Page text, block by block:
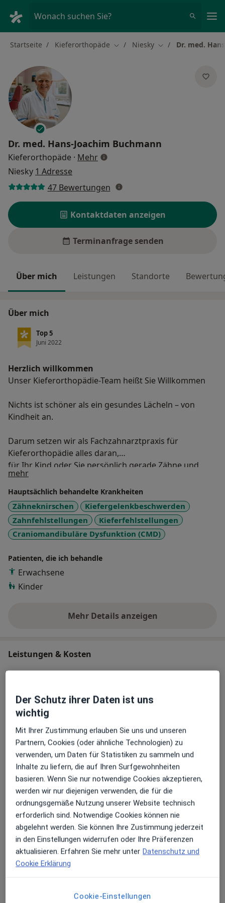
Wonach suchen Sie?
Startseite Kieferorthopäde Stadt ändern
Niesky Stadt ändern
Dr. med.
Dr. med. Hans-Joachim Buchmann
Kieferorthopäde · Mehrüber Spezialisierungen
Niesky 1 Adresse
47 Bewertungen
Kontaktdaten anzeigen
Terminanfrage senden
Über mich Leistungen Standorte
Über mich
Top 5
Juni 2022
Herzlich willkommen
Unser Kieferorthopädie-Team heißt Sie Willkommen
Nichts ist schöner als ein gesundes Lächeln – von
Kindheit an.
Darum setzen wir als Fachzahnarztpraxis für
Kieferorthopädie alles daran,
für Ihr Kind oder Sie persönlich gerade Zähne und
einen korrekten Biss
einzustellen - vertrauensvoll und mit dem nötigen
Fingerspitzengefühl.
mehrÜber mich
Hauptsächlich behandelte Krankheiten
Zähneknirschen
Kiefergelenkbeschwerden
Zahnfehlstellungen
Kieferfehlstellungen
Craniomandibuläre Dysfunktion (CMD)
Patienten, die ich behandle
Erwachsene
Kinder
Mehr Details anzeigen
über Erfahrungen
Leistungen & Kosten
Kieferorthopädie (Beratung)
Kieferorthopädie (Erstuntersuchung)
Kieferorthopädie (Kontrolle)
Kieferorthopädie Kinder&Jugendliche
Kieferorthopädische Untersuchung Erwachsene
Kontrolle Zahnspange
Lockere Zahnspange
Retainer
Der Schutz ihrer Daten ist uns
wichtig
Mit Ihrer Zustimmung erlauben Sie uns und unseren
Partnern, Cookies (oder ähnliche Technologien) zu
verwenden, um Daten für Statistiken zu sammeln und
Inhalte zu liefern, die auf Ihren Surfgewohnheiten
basieren. Wenn Sie nur notwendige Cookies akzeptieren,
werden wir nur diejenigen verwenden, die für die
ordnungsgemäße Nutzung unserer Website technisch
erforderlich sind. Notwendige Cookies können nie
abgelehnt werden. Sie können Ihre Zustimmung jederzeit
in den Einstellungen widerrufen oder Ihre Präferenzen
aktualisieren. Erfahren Sie mehr unter Datenschutz und
Cookie Erklärung
Cookie-Einstellungen